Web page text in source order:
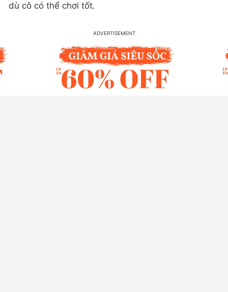
dù cô có thể chơi tốt.